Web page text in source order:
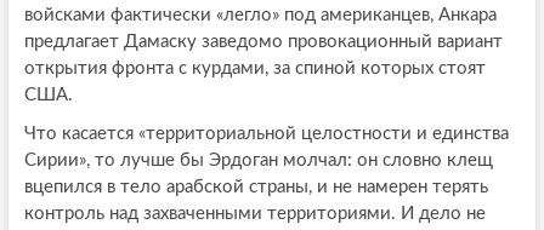
войсками фактически «легло» под американцев, Анкара
предлагает Дамаску заведомо провокационный вариант
открытия фронта с курдами, за спиной которых стоят
США.
Что касается «территориальной целостности и единства
Сирии», то лучше бы Эрдоган молчал: он словно клещ
вцепился в тело арабской страны, и не намерен терять
контроль над захваченными территориями. И дело не